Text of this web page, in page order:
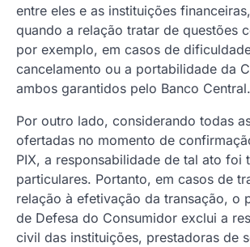
entre eles e as instituições
quando a relação tratar de questões
por exemplo, em casos de
cancelamento ou a portabilidade da
ambos garantidos pelo Banco Central.
Por outro lado, considerando todas
ofertadas no momento de
PIX, a responsabilidade de tal ato foi
particulares. Portanto, em casos de
relação à efetivação da transação, o
de Defesa do Consumidor exclui a
civil das instituições, prestadoras de